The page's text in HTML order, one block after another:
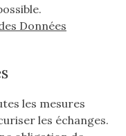
Données
les mesures
les échanges.